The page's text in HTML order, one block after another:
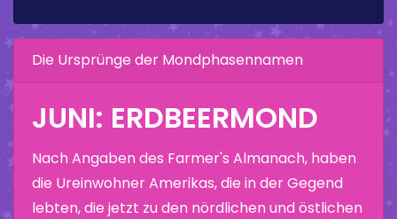
Die Ursprünge der Mondphasennamen
JUNI: ERDBEERMOND
Nach Angaben des Farmer's Almanach, haben
die Ureinwohner Amerikas, die in der Gegend
lebten, die jetzt zu den nördlichen und östlichen